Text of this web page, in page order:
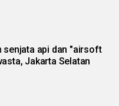
senjata api dan "airsoft
Jakarta Selatan